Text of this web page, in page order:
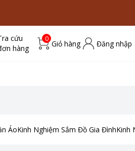
cứu
hàng
0
Giỏ hàng Đăng nhập
ÁoKinh Nghiệm Sắm Đồ Gia ĐìnhKinh